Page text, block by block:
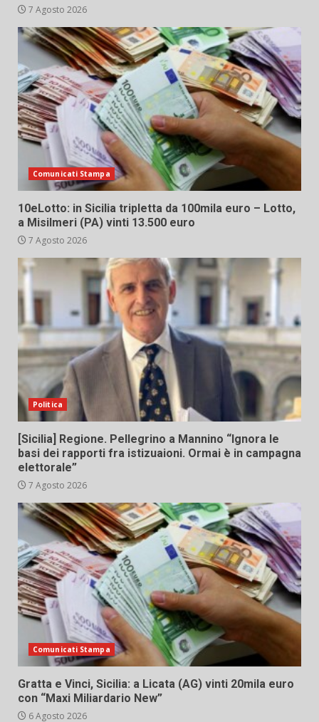
7 Agosto 2026
Comunicati Stampa
10eLotto: in Sicilia tripletta da 100mila euro – Lotto,
a Misilmeri (PA) vinti 13.500 euro
7 Agosto 2026
Politica
[Sicilia] Regione. Pellegrino a Mannino “Ignora le
basi dei rapporti fra istizuaioni. Ormai è in campagna
elettorale”
7 Agosto 2026
Comunicati Stampa
Gratta e Vinci, Sicilia: a Licata (AG) vinti 20mila euro
con “Maxi Miliardario New”
6 Agosto 2026